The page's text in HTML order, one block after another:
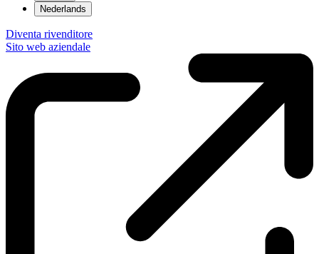
Nederlands
Diventa rivenditore
Sito web aziendale